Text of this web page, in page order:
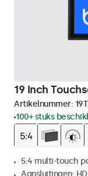
19 Inch
Artikelnummer:
100+ stuks
5:4 multi-touch
Aansluitingen: